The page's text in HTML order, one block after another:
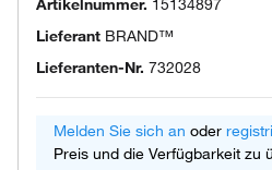
Artikelnummer. 15134897
Lieferant BRAND™
Lieferanten-Nr. 732028
Melden Sie sich an oder
Preis und die Verfügbarkeit zu